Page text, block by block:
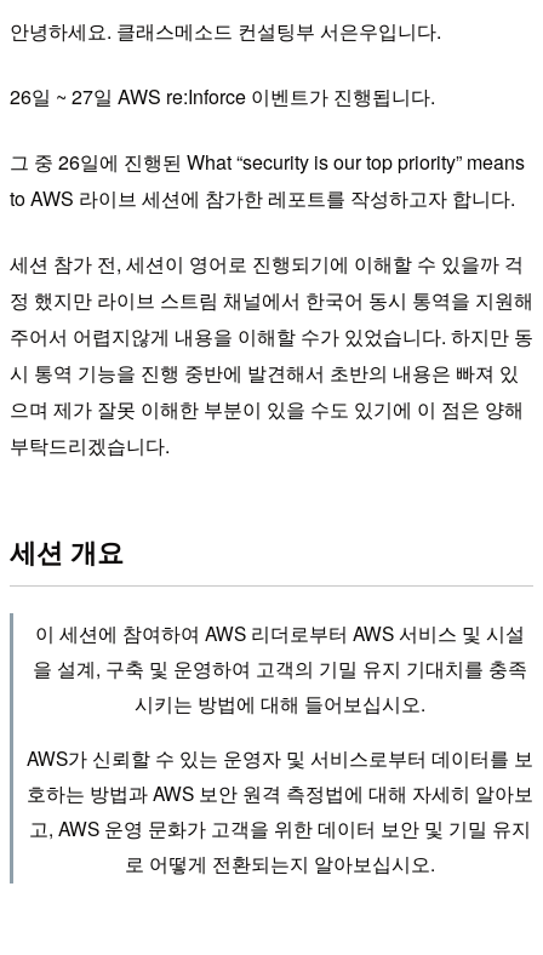
안녕하세요. 클래스메소드 컨설팅부 서은우입니다.
26일 ~ 27일 AWS re:Inforce 이벤트가 진행됩니다.
그 중 26일에 진행된 What “security is our top priority” means
to AWS 라이브 세션에 참가한 레포트를 작성하고자 합니다.
세션 참가 전, 세션이 영어로 진행되기에 이해할 수 있을까 걱
정 했지만 라이브 스트림 채널에서 한국어 동시 통역을 지원해
주어서 어렵지않게 내용을 이해할 수가 있었습니다. 하지만 동
시 통역 기능을 진행 중반에 발견해서 초반의 내용은 빠져 있
으며 제가 잘못 이해한 부분이 있을 수도 있기에 이 점은 양해
부탁드리겠습니다.
세션 개요
이 세션에 참여하여 AWS 리더로부터 AWS 서비스 및 시설
을 설계, 구축 및 운영하여 고객의 기밀 유지 기대치를 충족
시키는 방법에 대해 들어보십시오.
AWS가 신뢰할 수 있는 운영자 및 서비스로부터 데이터를 보
호하는 방법과 AWS 보안 원격 측정법에 대해 자세히 알아보
고, AWS 운영 문화가 고객을 위한 데이터 보안 및 기밀 유지
로 어떻게 전환되는지 알아보십시오.